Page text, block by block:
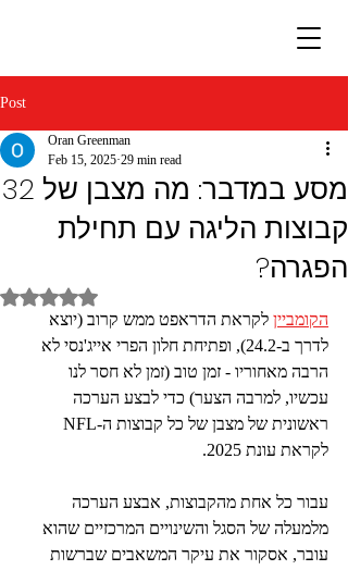
Post
מסע במדבר: מה מצבן של 32
קבוצות הליגה עם תחילת
הפגרה?
Oran Greenman
Feb 15, 2025 29 min read
Rated NaN out of 5 stars.
הקומביין לקראת הדראפט ממש קרוב (יוצא
לדרך ב-24.2), ופתיחת חלון הפרי אייג'נסי לא
הרבה מאחוריו - זמן טוב (זמן לא חסר לנו
עכשיו, למרבה הצער) כדי לבצע הערכה
לקראת עונת 2025.
עבור כל אחת מהקבוצות, אבצע הערכה
מלמעלה של הסגל והשינויים המרכזיים שהוא
עובר, אסקור את עיקר המשאבים שברשות